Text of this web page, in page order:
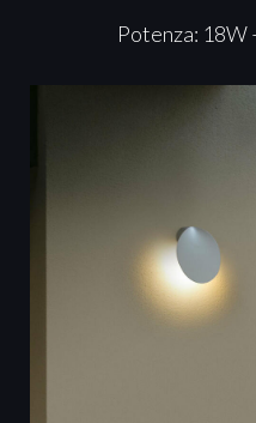
Potenza: 18W